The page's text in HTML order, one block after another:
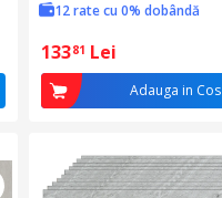
12 rate cu 0% dobândă
13381 Lei
Adauga in Cos